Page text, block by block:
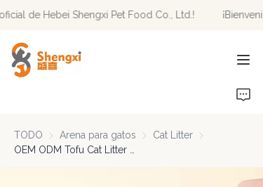
de Hebei Shengxi Pet Food Co., Ltd.!
Shengxi Pet Food Co.,
TODO Arena para gatos Arena para gatos
Cat Litter Cat Litter
INICIO
NOTICIAS